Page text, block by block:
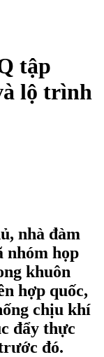
tập
lộ trình
nhà đàm
nhóm họp
khuôn
hợp quốc,
chịu khí
đẩy thực
đó.